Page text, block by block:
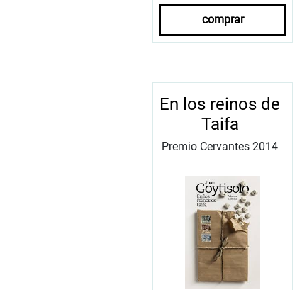
comprar
En los reinos de
Taifa
Premio Cervantes 2014